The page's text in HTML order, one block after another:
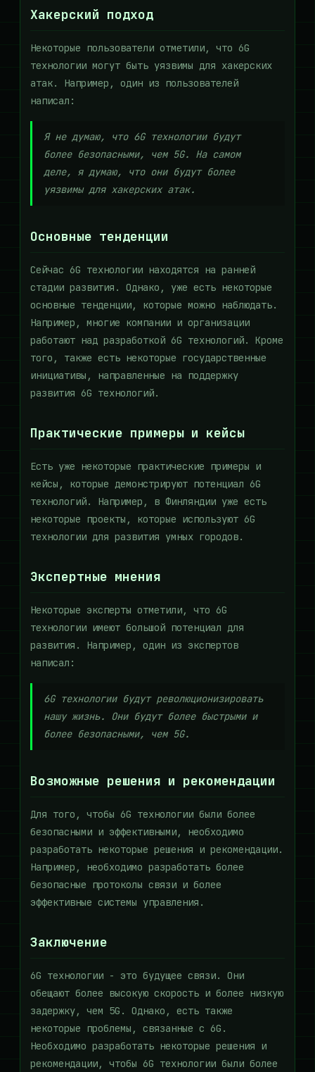
Хакерский подход
Некоторые пользователи отметили, что 6G
технологии могут быть уязвимы для хакерских
атак. Например, один из пользователей
написал:
Я не думаю, что 6G технологии будут
более безопасными, чем 5G. На самом
деле, я думаю, что они будут более
уязвимы для хакерских атак.
Основные тенденции
Сейчас 6G технологии находятся на ранней
стадии развития. Однако, уже есть некоторые
основные тенденции, которые можно наблюдать.
Например, многие компании и организации
работают над разработкой 6G технологий. Кроме
того, также есть некоторые государственные
инициативы, направленные на поддержку
развития 6G технологий.
Практические примеры и кейсы
Есть уже некоторые практические примеры и
кейсы, которые демонстрируют потенциал 6G
технологий. Например, в Финляндии уже есть
некоторые проекты, которые используют 6G
технологии для развития умных городов.
Экспертные мнения
Некоторые эксперты отметили, что 6G
технологии имеют большой потенциал для
развития. Например, один из экспертов
написал:
6G технологии будут революционизировать
нашу жизнь. Они будут более быстрыми и
более безопасными, чем 5G.
Возможные решения и рекомендации
Для того, чтобы 6G технологии были более
безопасными и эффективными, необходимо
разработать некоторые решения и рекомендации.
Например, необходимо разработать более
безопасные протоколы связи и более
эффективные системы управления.
Заключение
6G технологии - это будущее связи. Они
обещают более высокую скорость и более низкую
задержку, чем 5G. Однако, есть также
некоторые проблемы, связанные с 6G.
Необходимо разработать некоторые решения и
рекомендации, чтобы 6G технологии были более